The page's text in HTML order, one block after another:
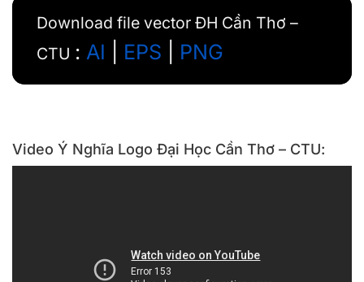
Download file vector ĐH Cần Thơ –
CTU : AI EPS PNG
Video Ý Nghĩa Logo Đại Học Cần Thơ – CTU: